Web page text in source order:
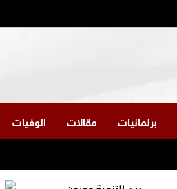
برلمانيات مقالات الوفيات